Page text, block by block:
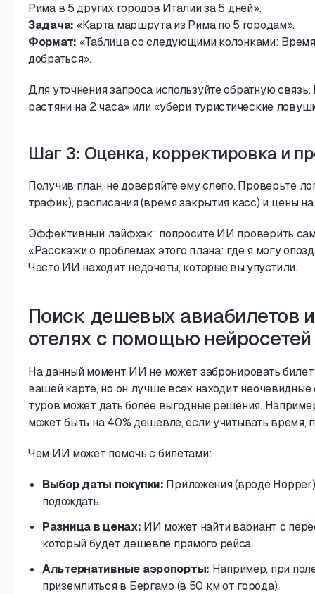
Рима в 5 других городов Италии за 5 дней».
Задача: «Карта маршрута из Рима по 5 городам».
Формат: «Таблица со следующими колонками:
добраться».
Для уточнения запроса используйте обратную
растяни на 2 часа» или «убери туристические
Шаг 3: Оценка, корректировка и
Получив план, не доверяйте ему слепо. Проверьте
трафик), расписания (время закрытия касс) и цены
Эффективный лайфхак: попросите ИИ проверить
«Расскажи о проблемах этого плана: где я могу
Часто ИИ находит недочеты, которые вы упустили.
Поиск дешевых авиабилетов
отелях с помощью нейросетей
На данный момент ИИ не может забронировать билет
вашей карте, но он лучше всех находит
туров может дать более выгодные решения.
может быть на 40% дешевле, если учитывать время,
Чем ИИ может помочь с билетами:
Выбор даты покупки: Приложения (вроде
подождать.
Разница в ценах: ИИ может найти вариант с
который будет дешевле прямого рейса.
Альтернативные аэропорты: Например, при
приземлиться в Бергамо (в 50 км от города).